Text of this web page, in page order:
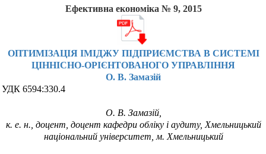
Ефективна економіка № 9, 2015
ОПТИМІЗАЦІЯ ІМІДЖУ ПІДПРИЄМСТВА В СИСТЕМІ
ЦІННІСНО-ОРІЄНТОВАНОГО УПРАВЛІННЯ
О. В. Замазій
УДК 6594:330.4
О. В. Замазій,
к. е. н., доцент, доцент кафедри обліку і аудиту, Хмельницький
національний університет , м. Хмельницький